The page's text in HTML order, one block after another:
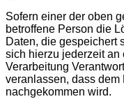
Sofern einer der oben
betroffene Person die
Daten, die gespeichert
sich hierzu jederzeit an
Verarbeitung
veranlassen, dass
nachgekommen wird.